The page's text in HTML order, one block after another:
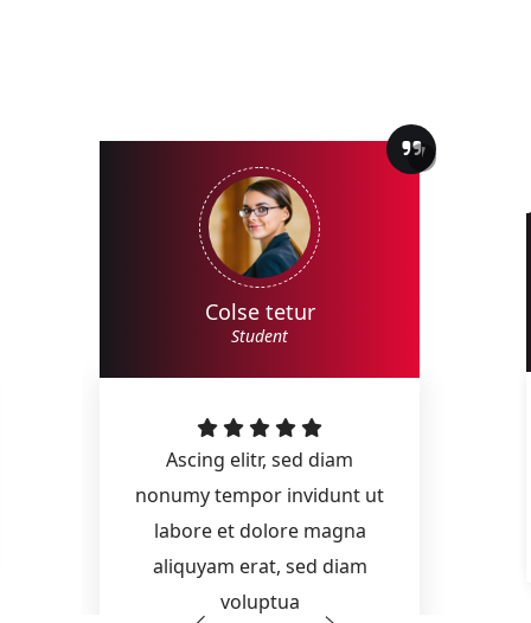
Colse tetur
Student
Ascing elitr, sed diam
nonumy tempor invidunt ut
labore et dolore magna
aliquyam erat, sed diam
voluptua